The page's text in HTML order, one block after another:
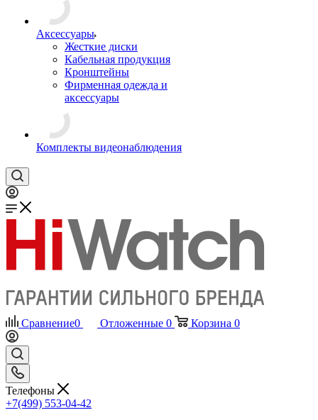
Аксессуары
Жесткие диски
Кабельная продукция
Кронштейны
Фирменная одежда и
аксессуары
Комплекты видеонаблюдения
Сравнение0 Отложенные 0 Корзина 0
Телефоны
+7(499) 553-04-42